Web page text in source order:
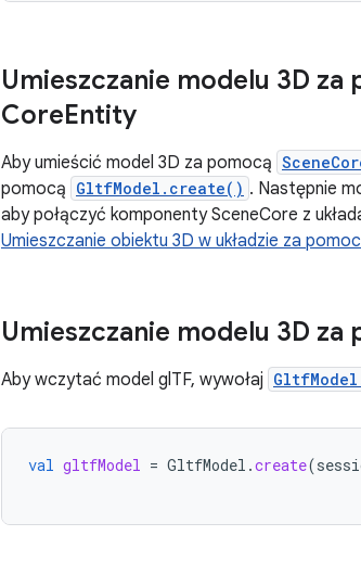
Umieszczanie modelu 3D
CoreEntity
Aby umieścić model 3D za pomocą
pomocą GltfModel.create() . Następnie
aby połączyć komponenty SceneCore z
Umieszczanie obiektu 3D w układzie za
Umieszczanie modelu 3D
Aby wczytać model glTF, wywołaj
val gltfModel = GltfModel .create(